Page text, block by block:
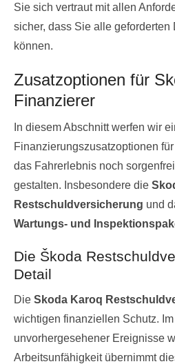
Sie sich vertraut mit allen
sicher, dass Sie alle geforderten
können.
Zusatzoptionen für
Finanzierer
In diesem Abschnitt werfen wir
Finanzierungszusatzoptionen
das Fahrerlebnis noch
gestalten. Insbesondere die
Restschuldversicherung und
Wartungs- und
Die Škoda
Detail
Die Skoda Karoq
wichtigen finanziellen Schutz.
unvorhergesehener Ereignisse
Arbeitsunfähigkeit übernimmt